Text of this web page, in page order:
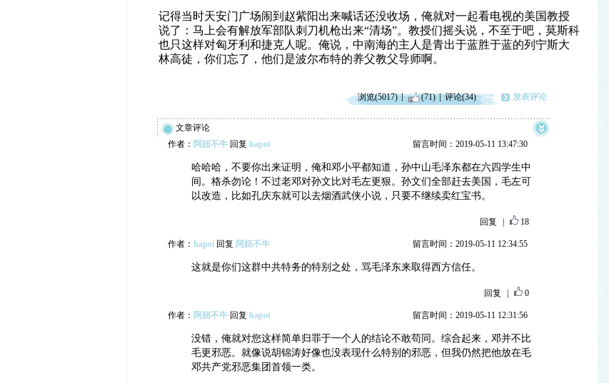
记得当时天安门广场闹到赵紫阳出来喊话还没收场，俺就对一起看电视的美国教授
说了：马上会有解放军部队刺刀机枪出来“清场”。教授们摇头说，不至于吧，莫斯科
也只这样对匈牙利和捷克人呢。俺说，中南海的主人是青出于蓝胜于蓝的列宁斯大
林高徒，你们忘了，他们是波尔布特的养父教父导师啊。
浏览(5017) (71) 评论(34) 发表评论
文章评论
作者： 阿妞不牛回复 hapoi 留言时间：2019-05-11 13:47:30
哈哈哈，不要你出来证明，俺和邓小平都知道，孙中山毛泽东都在六四学生中
间。格杀勿论！不过老邓对孙文比对毛左更狠。孙文们全部赶去美国，毛左可
以改造，比如孔庆东就可以去烟酒武侠小说，只要不继续卖红宝书。
回复 18
作者： hapoi回复 阿妞不牛 留言时间：2019-05-11 12:34:55
这就是你们这群中共特务的特别之处，骂毛泽东来取得西方信任。
回复 0
作者： 阿妞不牛回复 hapoi 留言时间：2019-05-11 12:31:56
没错，俺就对您这样简单归罪于一个人的结论不敢苟同。综合起来，邓并不比
毛更邪恶。就像说胡锦涛好像也没表现什么特别的邪恶，但我仍然把他放在毛
邓共产党邪恶集团首领一类。